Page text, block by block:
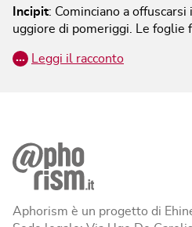
Incipit: Cominciano a
uggiore di pomeriggi. Le foglie
… Leggi il racconto
Aphorism è un progetto di